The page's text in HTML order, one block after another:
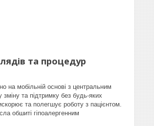
та процедур
на мобільній основі з центральним
та підтримку без будь-яких
та полегшує роботу з пацієнтом.
обшиті гіпоалергенним